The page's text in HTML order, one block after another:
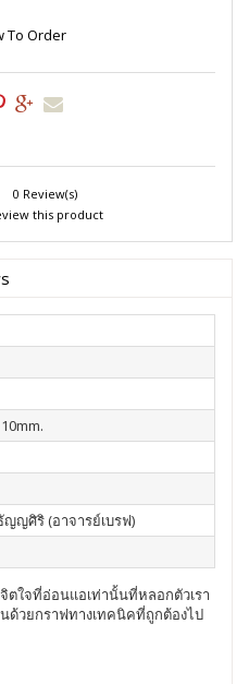
To Order
0 Review(s)
this product
ศิริ (อาจารย์เบรฟ)
ใจที่อ่อนแอเท่านั้นที่หลอกตัวเรา
ด้วยกราฟทางเทคนิคที่ถูกต้องไป